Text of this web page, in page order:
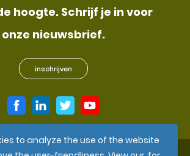
to analyze the use of the website
hoogte. Schrijf je in voor
onze nieuwsbrief.
inschrijven